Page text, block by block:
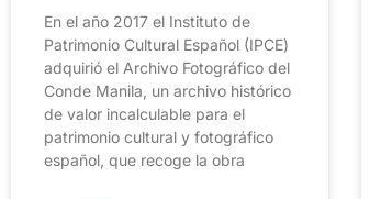
En el año 2017 el Instituto de
Patrimonio Cultural Español (IPCE)
adquirió el Archivo Fotográfico del
Conde Manila, un archivo histórico
de valor incalculable para el
patrimonio cultural y fotográfico
español, que recoge la obra